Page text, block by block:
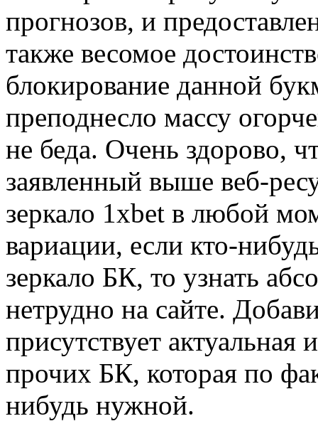
прогнозов, и
также весомое
блокирование данной
преподнесло массу
не беда. Очень здорово,
заявленный выше веб-
зеркало 1xbet в любой
вариации, если кто-
зеркало БК, то узнать
нетрудно на сайте.
присутствует
прочих БК, которая по
нибудь нужной.